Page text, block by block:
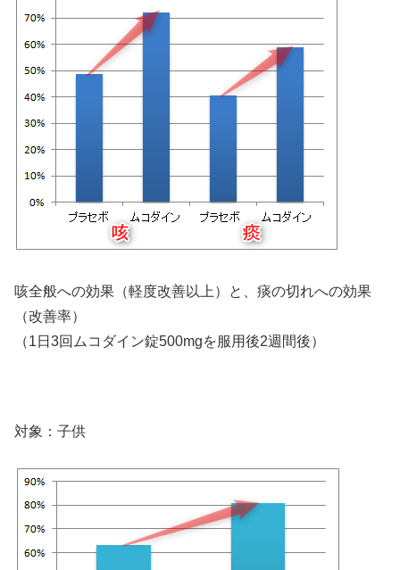
咳全般への効果（軽度改善以上）と、痰の切れへの効果
（改善率）
（1日3回ムコダイン錠500mgを服用後2週間後）
対象：子供